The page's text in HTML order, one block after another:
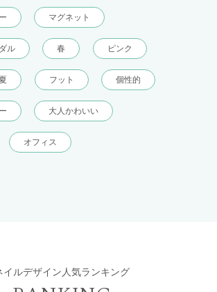
マグネット
ル 春 ピンク
夏 フット 個性的
大人かわいい
オフィス
イルデザイン人気ランキング